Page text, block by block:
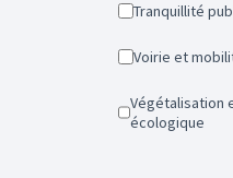
Tranquillité
Voirie et
Végétalisation et transition
écologique